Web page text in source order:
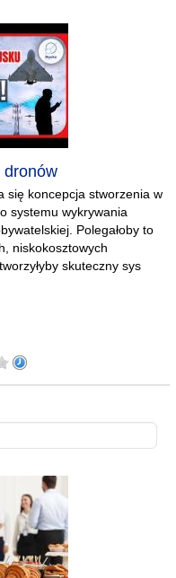
dronów
się koncepcja stworzenia w
systemu wykrywania
Polegałoby to
niskokosztowych
skuteczny sys